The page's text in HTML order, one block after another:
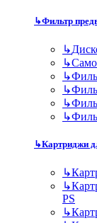
↳Фильтр
↳
↳
↳
↳
↳
↳
↳Картриджи
↳
↳
PS
↳